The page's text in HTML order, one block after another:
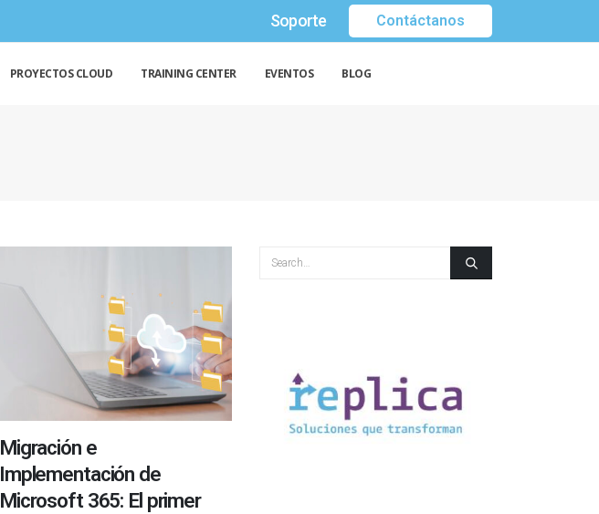
Soporte Contáctanos
PROYECTOS CLOUD TRAINING CENTER EVENTOS BLOG
Migración e
Implementación de
Microsoft 365: El primer